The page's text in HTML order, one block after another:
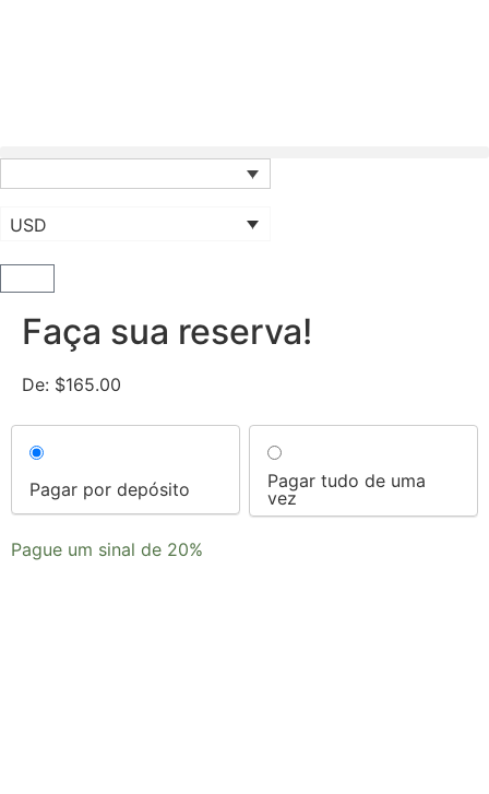
USD
Faça sua reserva!
De: $165.00
your
payment
option
Pagar por depósito
Pagar tudo de uma
vez
Pague um sinal de 20%